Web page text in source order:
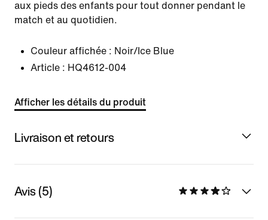
aux pieds des enfants pour tout donner pendant le
match et au quotidien.
Couleur affichée : Noir/Ice Blue
Article : HQ4612-004
Afficher les détails du produit
Livraison et retours
Avis (5)